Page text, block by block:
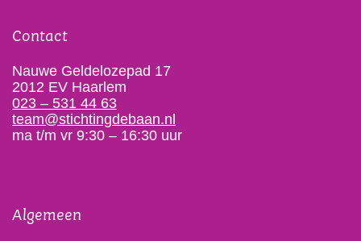
Contact
Nauwe Geldelozepad 17
2012 EV Haarlem
023 – 531 44 63
team@stichtingdebaan.nl
ma t/m vr 9:30 – 16:30 uur
Algemeen